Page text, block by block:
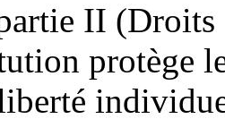
II (Droits
protège